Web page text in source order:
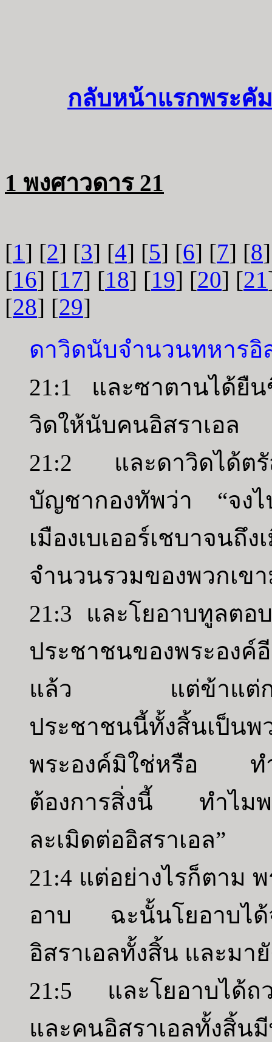
กลับหน้าแรกพระคั
1 พงศาวดาร 21
[1] [2] [3] [4] [5] [6] [7] [8
[16] [17] [18] [19] [20] [21
[28] [29]
ดาวิดนับจำนวนทหารอิ
21:1 และซาตานได้ยื
วิดให้นับคนอิสราเอล
21:2 และดาวิดได้ตรั
บัญชากองทัพว่า “จงไ
เมืองเบเออร์เชบาจ
จำนวนรวมของพวกเขา
21:3 และโยอาบทูลตอ
ประชาชนของพระองค์
แล้ว แต่ข้าแต่กษัตริ
ประชาชนนี้ทั้งสิ้นเป็นพ
พระองค์มิใช่หรือ ทำ
ต้องการสิ่งนี้ ทำไมพร
ละเมิดต่ออิสราเอล”
21:4 แต่อย่างไรก็ตาม
อาบ ฉะนั้นโยอาบไ
อิสราเอลทั้งสิ้น และมายั
21:5 และโยอาบได้ถ
และคนอิสราเอลทั้งสิ้น